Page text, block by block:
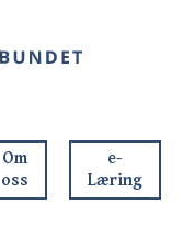
Om
oss
e-
Læring